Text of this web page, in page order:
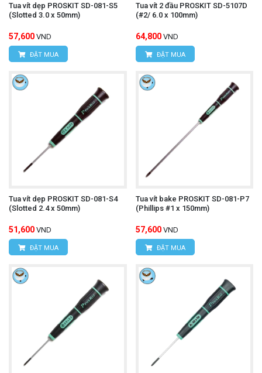
Tua vít dẹp PROSKIT SD-081-S5
(Slotted 3.0 x 50mm)
57,600 VND
ĐẶT MUA
Tua vít 2 đầu PROSKIT SD-5107D
(#2/ 6.0 x 100mm)
64,800 VND
ĐẶT MUA
Tua vít dẹp PROSKIT SD-081-S4
(Slotted 2.4 x 50mm)
51,600 VND
ĐẶT MUA
Tua vít bake PROSKIT SD-081-P7
(Phillips #1 x 150mm)
57,600 VND
ĐẶT MUA